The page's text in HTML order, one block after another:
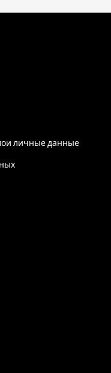
личные данные